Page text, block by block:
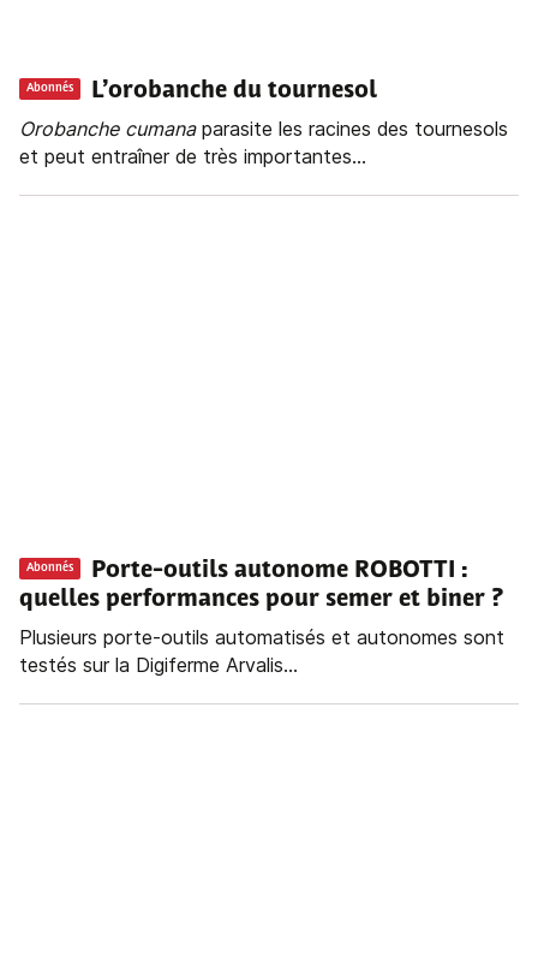
Abonnés
L’orobanche du tournesol
Orobanche cumanaparasite les racines des tournesols
et peut entraîner de très importantes...
Abonnés
Porte-outils autonome ROBOTTI :
quelles performances pour semer et biner ?
Plusieurs porte-outils automatisés et autonomes sont
testés sur la Digiferme Arvalis...